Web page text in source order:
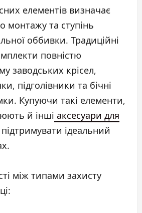
елементів визначає
монтажу та ступінь
оббивки. Традиційні
повністю
заводських крісел,
підголівники та бічні
Купуючи такі елементи,
й інші аксесуари для
ідеальний
між типами захисту